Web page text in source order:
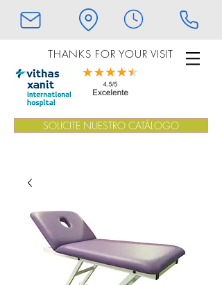
THANKS FOR YOUR VISIT
SOLICITE NUESTRO CATÁLOGO